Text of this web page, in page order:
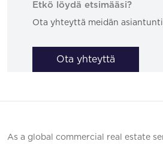
Etkö löydä etsimääsi?
Ota yhteyttä meidän
Ota yhteyttä
As a global commercial real estate